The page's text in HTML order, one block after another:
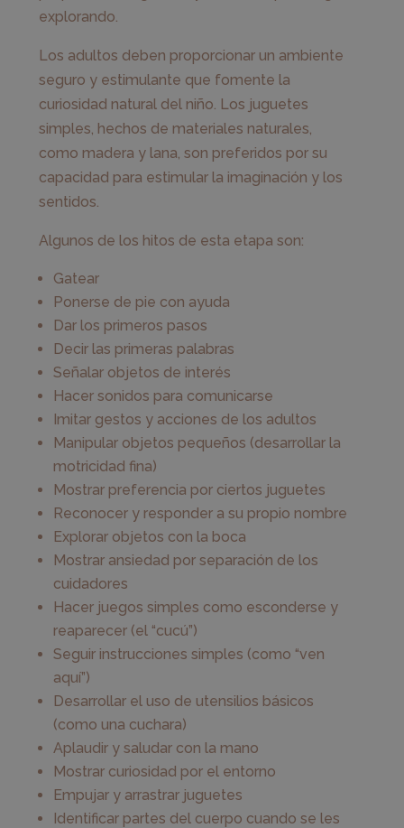
explorando.
Los adultos deben proporcionar un ambiente
seguro y estimulante que fomente la
curiosidad natural del niño. Los juguetes
simples, hechos de materiales naturales,
como madera y lana, son preferidos por su
capacidad para estimular la imaginación y los
sentidos.
Algunos de los hitos de esta etapa son:
Gatear
Ponerse de pie con ayuda
Dar los primeros pasos
Decir las primeras palabras
Señalar objetos de interés
Hacer sonidos para comunicarse
Imitar gestos y acciones de los adultos
Manipular objetos pequeños (desarrollar la
motricidad fina)
Mostrar preferencia por ciertos juguetes
Reconocer y responder a su propio nombre
Explorar objetos con la boca
Mostrar ansiedad por separación de los
cuidadores
Hacer juegos simples como esconderse y
reaparecer (el “cucú”)
Seguir instrucciones simples (como “ven
aquí”)
Desarrollar el uso de utensilios básicos
(como una cuchara)
Aplaudir y saludar con la mano
Mostrar curiosidad por el entorno
Empujar y arrastrar juguetes
Identificar partes del cuerpo cuando se les